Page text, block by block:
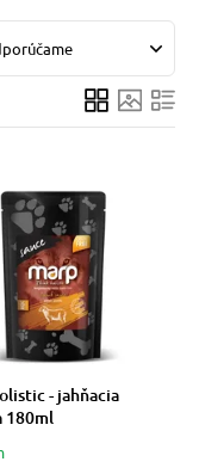
- jahňacia
180ml